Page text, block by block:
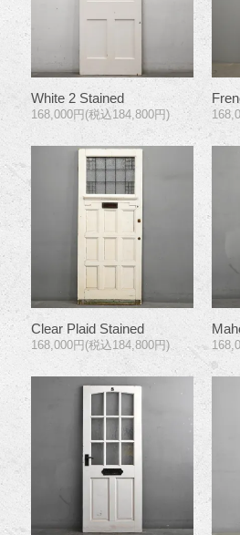
White 2 Stained
168,000円(税込184,800円)
Clear Plaid Stained
168,000円(税込184,800円)